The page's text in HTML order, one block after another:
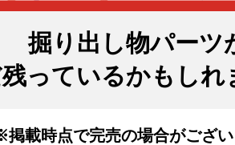
掘り出し物パーツ
っているかもしれ
掲載時点で完売の場合がござ